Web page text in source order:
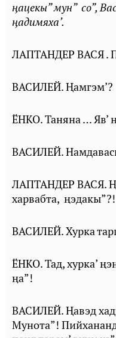
ӊацекы” мун” со”,
ӊадимяха’.
ЛАПТАНДЕР ВАСЯ .
ВАСИЛЕЙ. Ⱨамгэм’?
ЁНКО. Таняна … Яв’
ВАСИЛЕЙ.
ЛАПТАНДЕР ВАСЯ.
харвабта, ңэдакы”?!
ВАСИЛЕЙ. Хурка
ЁНКО. Тад, хурка’
ӊа”!
ВАСИЛЕЙ. Ⱨавэд
Мунота”!